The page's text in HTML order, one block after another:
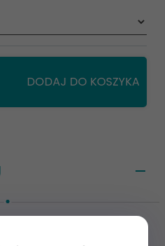
DODAJ DO KOSZYKA
Waldhausen